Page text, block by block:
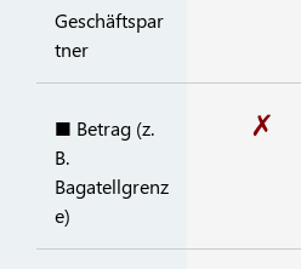
Geschäftspar
tner
■ Betrag (z.
B.
Bagatellgrenz
e)
✗